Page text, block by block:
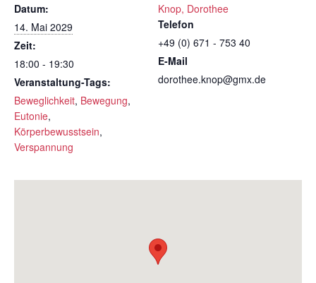
Datum:
14. Mai 2029
Zeit:
18:00 - 19:30
Veranstaltung-Tags:
Beweglichkeit, Bewegung,
Eutonie,
Körperbewusstsein,
Verspannung
Knop, Dorothee
Telefon
+49 (0) 671 - 753 40
E-Mail
dorothee.knop@gmx.de